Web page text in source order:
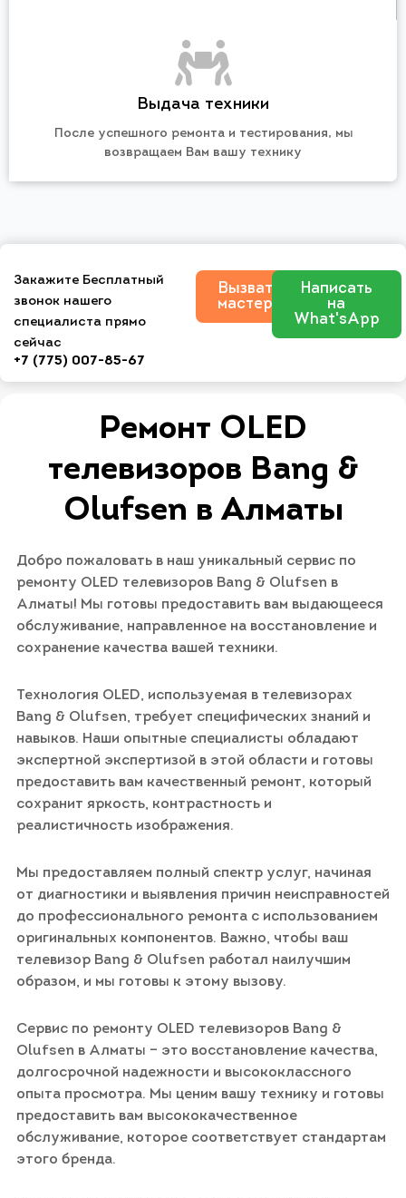
Выдача техники
После успешного ремонта и тестирования, мы
возвращаем Вам вашу технику
Закажите Бесплатный
звонок нашего
специалиста прямо
сейчас
+7 (775) 007-85-67
Вызвать
мастера
Написать
на
What'sApp
Ремонт OLED
телевизоров Bang &
Olufsen в Алматы
Добро пожаловать в наш уникальный сервис по
ремонту OLED телевизоров Bang & Olufsen в
Алматы! Мы готовы предоставить вам выдающееся
обслуживание, направленное на восстановление и
сохранение качества вашей техники.
Технология OLED, используемая в телевизорах
Bang & Olufsen, требует специфических знаний и
навыков. Наши опытные специалисты обладают
экспертной экспертизой в этой области и готовы
предоставить вам качественный ремонт, который
сохранит яркость, контрастность и
реалистичность изображения.
Мы предоставляем полный спектр услуг, начиная
от диагностики и выявления причин неисправностей
до профессионального ремонта с использованием
оригинальных компонентов. Важно, чтобы ваш
телевизор Bang & Olufsen работал наилучшим
образом, и мы готовы к этому вызову.
Сервис по ремонту OLED телевизоров Bang &
Olufsen в Алматы – это восстановление качества,
долгосрочной надежности и высококлассного
опыта просмотра. Мы ценим вашу технику и готовы
предоставить вам высококачественное
обслуживание, которое соответствует стандартам
этого бренда.